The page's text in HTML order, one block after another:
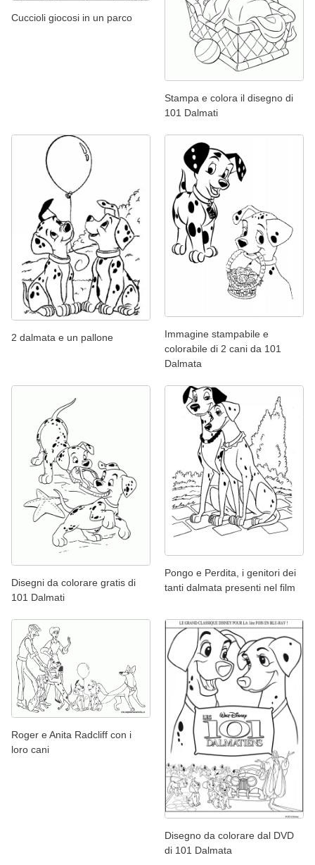
Cuccioli giocosi in un parco
Stampa e colora il disegno di
101 Dalmati
2 dalmata e un pallone
Immagine stampabile e
colorabile di 2 cani da 101
Dalmata
Disegni da colorare gratis di
101 Dalmati
Pongo e Perdita, i genitori dei
tanti dalmata presenti nel film
Roger e Anita Radcliff con i
loro cani
Disegno da colorare dal DVD
di 101 Dalmata